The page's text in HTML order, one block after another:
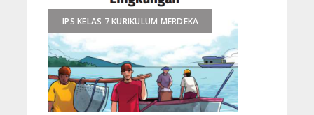
IPS KELAS 7 KURIKULUM MERDEKA